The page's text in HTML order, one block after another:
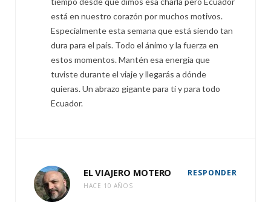
está en nuestro corazón por muchos motivos.
Especialmente esta semana que está siendo tan
dura para el país. Todo el ánimo y la fuerza en
estos momentos. Mantén esa energía que
tuviste durante el viaje y llegarás a dónde
quieras. Un abrazo gigante para ti y para todo
Ecuador.
EL VIAJERO MOTERO
HACE 10 AÑOS
RESPONDER